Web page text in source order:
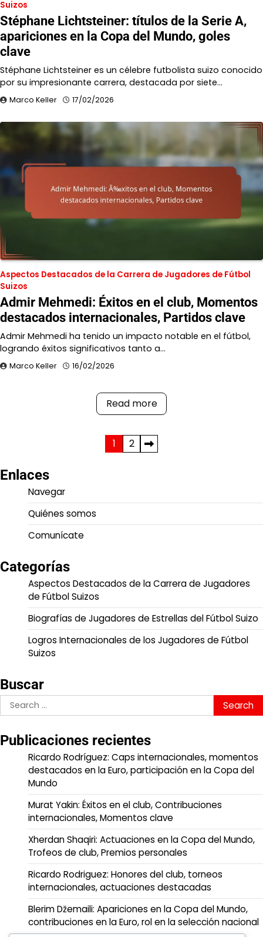
Suizos
Stéphane Lichtsteiner: títulos de la Serie A,
apariciones en la Copa del Mundo, goles
clave
Stéphane Lichtsteiner es un célebre futbolista suizo conocido
por su impresionante carrera, destacada por siete…
Marco Keller 17/02/2026
Aspectos Destacados de la Carrera de Jugadores de Fútbol
Suizos
Admir Mehmedi: Éxitos en el club, Momentos
destacados internacionales, Partidos clave
Admir Mehmedi ha tenido un impacto notable en el fútbol,
logrando éxitos significativos tanto a…
Marco Keller 16/02/2026
Read more
pagination
1 2
Enlaces
Navegar
Quiénes somos
Comunícate
Categorías
Aspectos Destacados de la Carrera de Jugadores
de Fútbol Suizos
Biografías de Jugadores de Estrellas del Fútbol Suizo
Logros Internacionales de los Jugadores de Fútbol
Suizos
Buscar
Search
for:
Publicaciones recientes
Ricardo Rodríguez: Caps internacionales, momentos
destacados en la Euro, participación en la Copa del
Mundo
Murat Yakin: Éxitos en el club, Contribuciones
internacionales, Momentos clave
Xherdan Shaqiri: Actuaciones en la Copa del Mundo,
Trofeos de club, Premios personales
Ricardo Rodriguez: Honores del club, torneos
internacionales, actuaciones destacadas
Blerim Džemaili: Apariciones en la Copa del Mundo,
contribuciones en la Euro, rol en la selección nacional